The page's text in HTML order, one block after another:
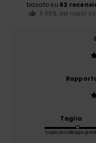
basato su 62
Il 66% dei nostri
Taglia
Troppo piccoloTroppo